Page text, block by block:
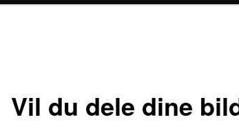
Vil du dele dine